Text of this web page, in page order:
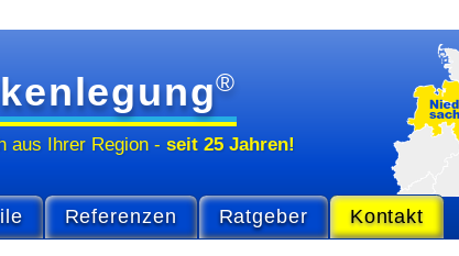
®
aus Ihrer Region-seit 25 Jahren!
Referenzen Ratgeber Kontakt